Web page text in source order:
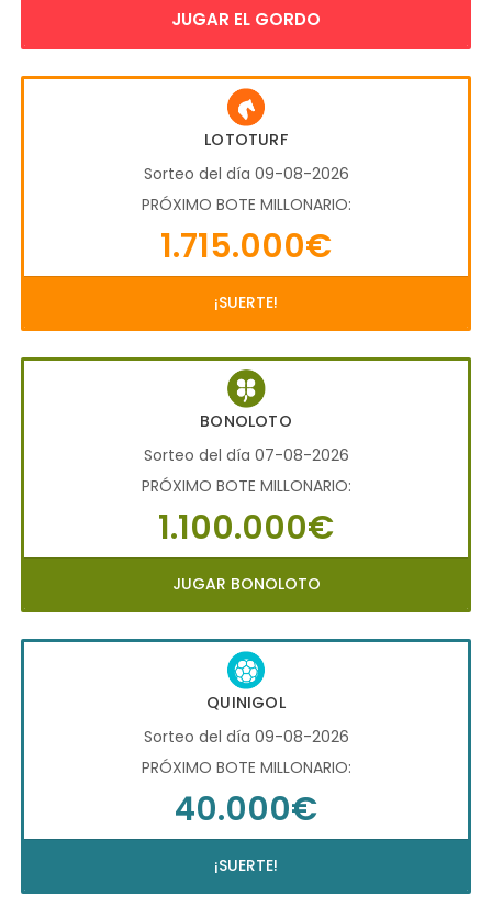
JUGAR EL GORDO
LOTOTURF
Sorteo del día 09-08-2026
PRÓXIMO BOTE MILLONARIO:
1.715.000€
¡SUERTE!
BONOLOTO
Sorteo del día 07-08-2026
PRÓXIMO BOTE MILLONARIO:
1.100.000€
JUGAR BONOLOTO
QUINIGOL
Sorteo del día 09-08-2026
PRÓXIMO BOTE MILLONARIO:
40.000€
¡SUERTE!